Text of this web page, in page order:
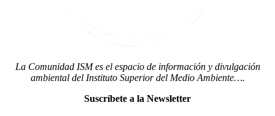
La Comunidad ISM es el espacio de información y divulgación
ambiental del Instituto Superior del Medio Ambiente….
Suscríbete a la Newsletter